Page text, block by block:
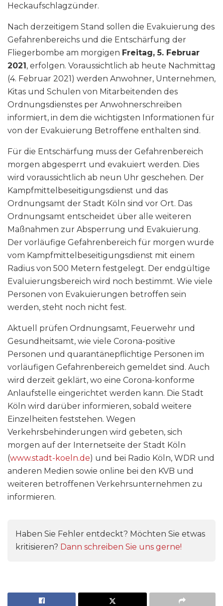
Heckaufschlagzünder.
Nach derzeitigem Stand sollen die Evakuierung des
Gefahrenbereichs und die Entschärfung der
Fliegerbombe am morgigen Freitag, 5. Februar
2021, erfolgen. Voraussichtlich ab heute Nachmittag
(4. Februar 2021) werden Anwohner, Unternehmen,
Kitas und Schulen von Mitarbeitenden des
Ordnungsdienstes per Anwohnerschreiben
informiert, in dem die wichtigsten Informationen für
von der Evakuierung Betroffene enthalten sind.
Für die Entschärfung muss der Gefahrenbereich
morgen abgesperrt und evakuiert werden. Dies
wird voraussichtlich ab neun Uhr geschehen. Der
Kampfmittelbeseitigungsdienst und das
Ordnungsamt der Stadt Köln sind vor Ort. Das
Ordnungsamt entscheidet über alle weiteren
Maßnahmen zur Absperrung und Evakuierung.
Der vorläufige Gefahrenbereich für morgen wurde
vom Kampfmittelbeseitigungsdienst mit einem
Radius von 500 Metern festgelegt. Der endgültige
Evaluierungsbereich wird noch bestimmt. Wie viele
Personen von Evakuierungen betroffen sein
werden, steht noch nicht fest.
Aktuell prüfen Ordnungsamt, Feuerwehr und
Gesundheitsamt, wie viele Corona-positive
Personen und quarantänepflichtige Personen im
vorläufigen Gefahrenbereich gemeldet sind. Auch
wird derzeit geklärt, wo eine Corona-konforme
Anlaufstelle eingerichtet werden kann. Die Stadt
Köln wird darüber informieren, sobald weitere
Einzelheiten feststehen. Wegen
Verkehrsbehinderungen wird gebeten, sich
morgen auf der Internetseite der Stadt Köln
(www.stadt-koeln.de) und bei Radio Köln, WDR und
anderen Medien sowie online bei den KVB und
weiteren betroffenen Verkehrsunternehmen zu
informieren.
Haben Sie Fehler entdeckt? Möchten Sie etwas
kritisieren? Dann schreiben Sie uns gerne!